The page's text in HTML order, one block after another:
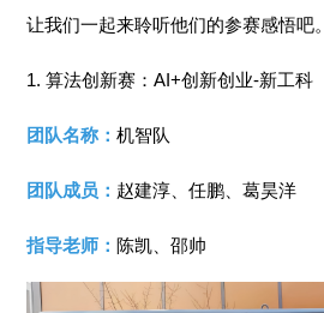
让我们一起来聆听他们的参赛感悟吧。
1. 算法创新赛：AI+创新创业-新工科
团队名称：机智队
团队成员： 赵建淳、任鹏、葛昊洋
指导老师： 陈凯、邵帅